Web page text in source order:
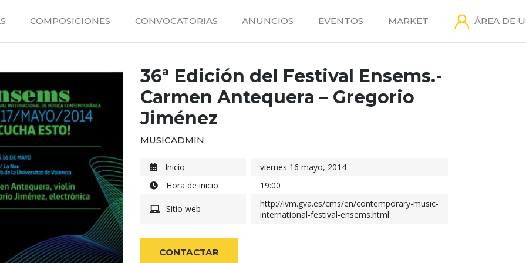
COMPOSICIONES CONVOCATORIAS ANUNCIOS EVENTOS MARKET ÁREA DE
36ª Edición del Festival Ensems.-
Carmen Antequera – Gregorio
Jiménez
MUSICADMIN
Inicio
viernes 16 mayo, 2014
Hora de inicio
19:00
Sitio web
http://ivm.gva.es/cms/en/contemporary-music-
international-festival-ensems.html
CONTACTAR